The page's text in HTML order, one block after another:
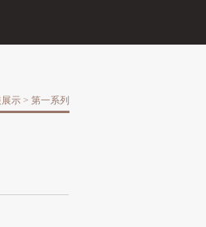
变。
展示 > 第一系列